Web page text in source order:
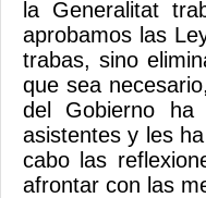
la Generalitat
aprobamos las
trabas, sino
que sea
del Gobierno ha
asistentes y les
cabo las
afrontar con las